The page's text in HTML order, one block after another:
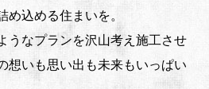
込める住まいを。
うなプランを沢山考え施工させ
想いも思い出も未来もいっぱい